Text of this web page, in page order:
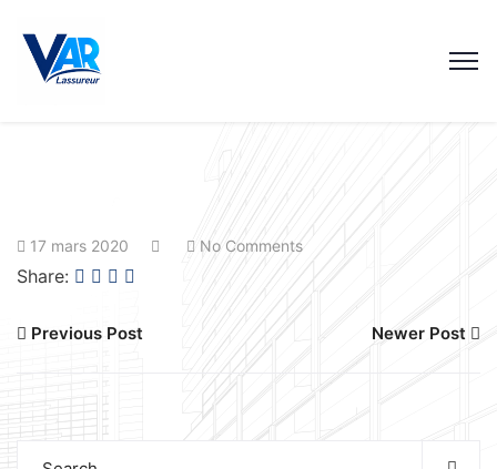
17 mars 2020 No Comments
Share:
Previous Post Newer Post